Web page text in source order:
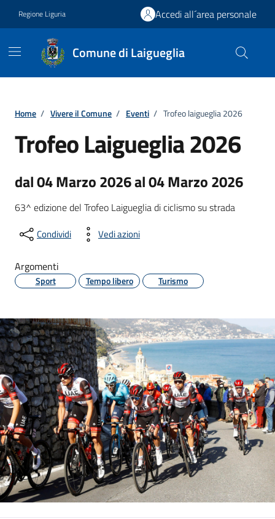
Regione Liguria Accedi all´area personale
Comune di Laigueglia
Home / Vivere il Comune / Eventi / Trofeo laigueglia 2026
Trofeo Laigueglia 2026
dal 04 Marzo 2026 al 04 Marzo 2026
63^ edizione del Trofeo Laigueglia di ciclismo su strada
Condividi Vedi azioni
Argomenti
Sport Tempo libero Turismo